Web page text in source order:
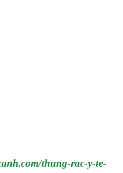
thung-rac-y-te-